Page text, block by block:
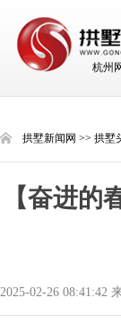
杭州
拱墅新闻网 >> 拱墅
【奋进的
2025-02-26 08:41:42